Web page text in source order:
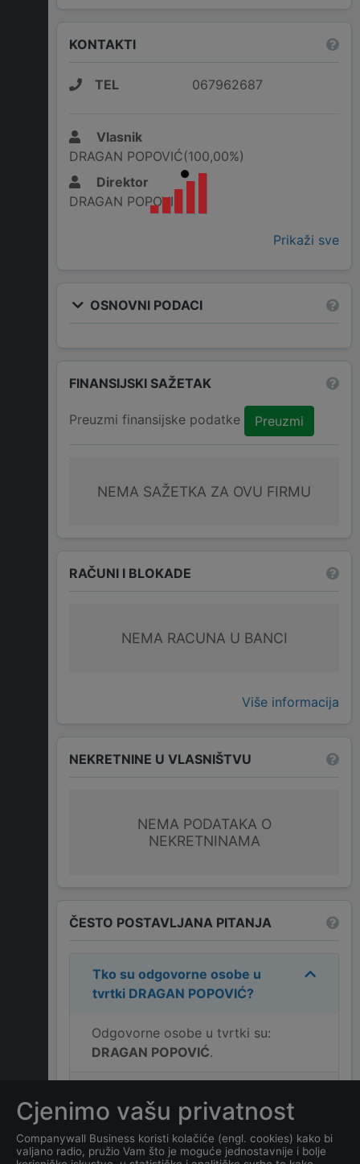
KONTAKTI
TEL 067962687
Vlasnik
DRAGAN POPOVIĆ(100,00%)
Direktor
DRAGAN POPOVIĆ
Prikaži sve
OSNOVNI PODACI
FINANSIJSKI SAŽETAK
Preuzmi finansijske podatke Preuzmi
NEMA SAŽETKA ZA OVU FIRMU
RAČUNI I BLOKADE
NEMA RACUNA U BANCI
Više informacija
NEKRETNINE U VLASNIŠTVU
NEMA PODATAKA O
NEKRETNINAMA
ČESTO POSTAVLJANA PITANJA
Tko su odgovorne osobe u
tvrtki DRAGAN POPOVIĆ?
Odgovorne osobe u tvrtki su:
DRAGAN POPOVIĆ.
DRAGAN POPOVIĆ?
Koji je kontakt tvrtke
Cjenimo vašu privatnost
Companywall Business koristi kolačiće (engl. cookies) kako bi
valjano radio, pružio Vam što je moguće jednostavnije i bolje